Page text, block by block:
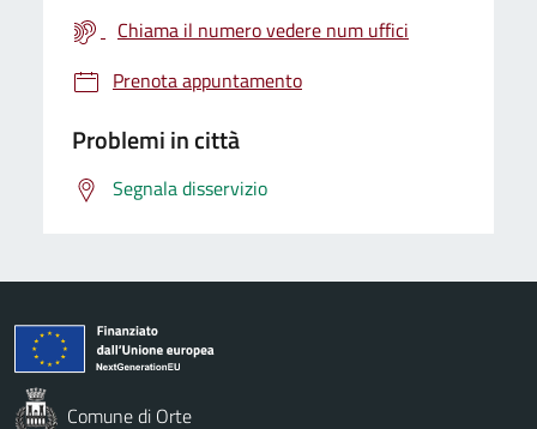
Chiama il numero vedere num uffici
Prenota appuntamento
Problemi in città
Segnala disservizio
Comune di Orte